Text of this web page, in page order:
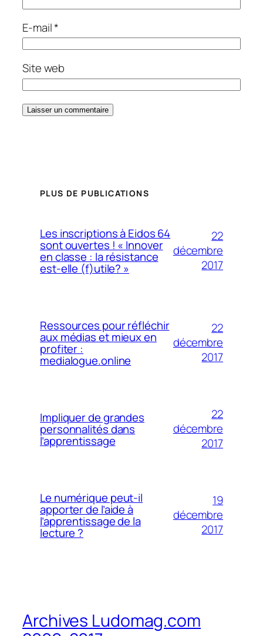
E-mail*
Site web
PLUS DE PUBLICATIONS
Les inscriptions à Eidos 64
sont ouvertes ! « Innover
en classe : la résistance
est-elle (f)utile? »
22
décembre
2017
Ressources pour réfléchir
aux médias et mieux en
profiter :
medialogue.online
22
décembre
2017
Impliquer de grandes
personnalités dans
l’apprentissage
22
décembre
2017
Le numérique peut-il
apporter de l’aide à
l’apprentissage de la
lecture ?
19
décembre
2017
Archives Ludomag.com